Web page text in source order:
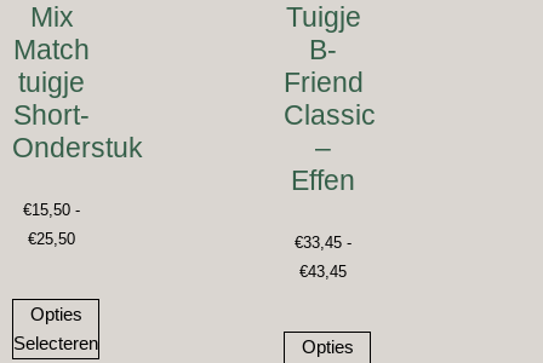
Mix
Match
tuigje
Short-
Onderstuk
€15,50 -
€25,50
Opties
Selecteren
Tuigje
B-
Friend
Classic
–
Effen
€33,45 -
€43,45
Opties